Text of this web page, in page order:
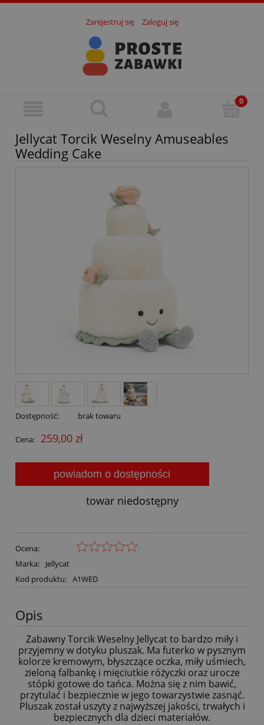
Zarejestruj się Zaloguj się
Jellycat Torcik Weselny Amuseables
Wedding Cake
Dostępność: brak towaru
Cena: 259,00 zł
powiadom o dostępności
towar niedostępny
Ocena:
Marka:
Jellycat
Kod produktu: A1WED
Opis
Zabawny Torcik Weselny Jellycat to bardzo miły i
przyjemny w dotyku pluszak. Ma futerko w pysznym
kolorze kremowym, błyszczące oczka, miły uśmiech,
zieloną falbankę i mięciutkie różyczki oraz urocze
stópki gotowe do tańca. Można się z nim bawić,
przytulać i bezpiecznie w jego towarzystwie zasnąć.
Pluszak został uszyty z najwyższej jakości, trwałych i
bezpiecznych dla dzieci materiałów.